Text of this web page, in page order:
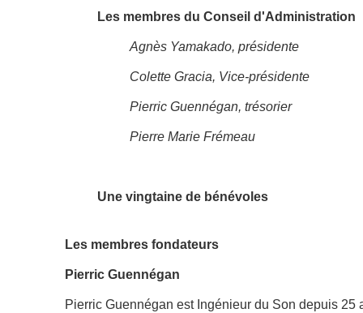
Les membres du Conseil d'Administration
Agnès Yamakado, présidente
Colette Gracia, Vice-présidente
Pierric Guennégan, trésorier
Pierre Marie Frémeau
Une vingtaine de bénévoles
Les membres fondateurs
Pierric Guennégan
Pierric Guennégan est Ingénieur du Son depuis